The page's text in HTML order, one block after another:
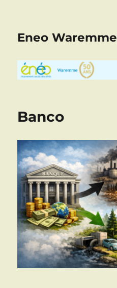
Eneo Waremme
Banco